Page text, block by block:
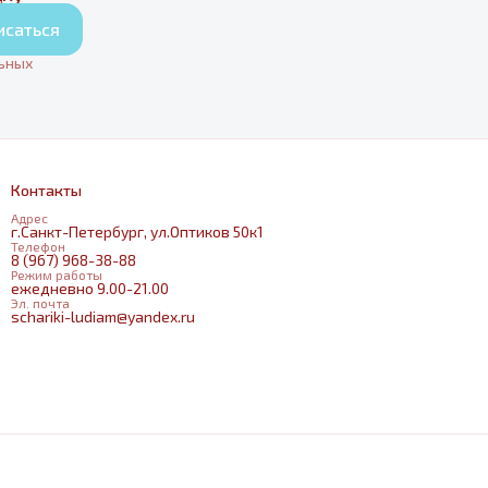
Контакты
Адрес
г.Санкт-Петербург, ул.Оптиков 50к1
Телефон
8 (967) 968-38-88
Режим работы
ежедневно 9.00-21.00
Эл. почта
schariki-ludiam@yandex.ru